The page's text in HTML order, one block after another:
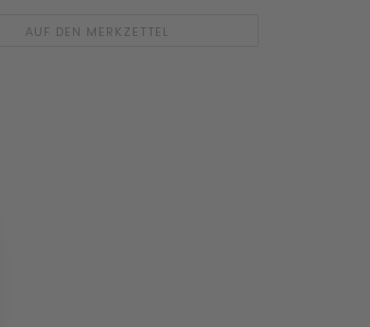
AUF DEN MERKZETTEL